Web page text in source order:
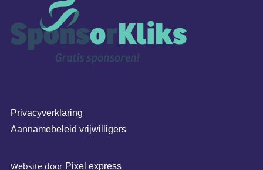
Privacyverklaring
Aannamebeleid vrijwilligers
Website door Pixel express